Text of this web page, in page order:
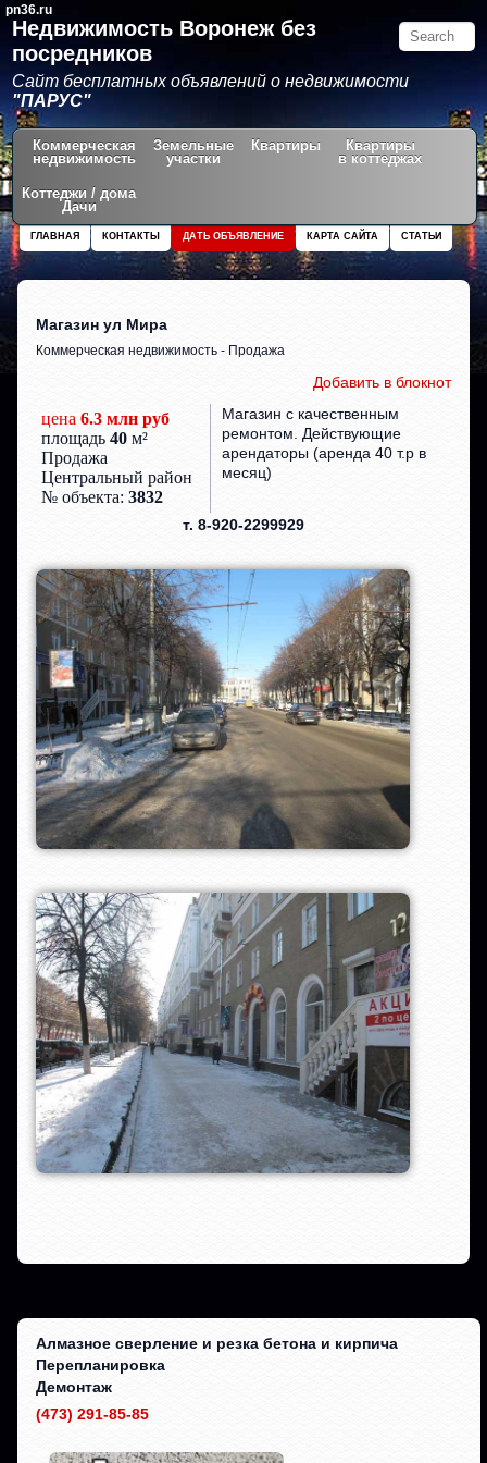
pn36.ru
Недвижимость Воронеж без
посредников
Сайт бесплатных объявлений о недвижимости
"ПАРУС"
Коммерческая
недвижимость
Земельные
участки
Квартиры
Квартиры
в коттеджах
Коттеджи / дома
Дачи
СТАТЬИ
КАРТА САЙТА
ДАТЬ ОБЪЯВЛЕНИЕ
КОНТАКТЫ
ГЛАВНАЯ
Магазин ул Мира
Коммерческая недвижимость - Продажа
Добавить в блокнот
цена6.3 млн руб
площадь 40 м²
Продажа
Центральный район
№ объекта:3832
Магазин с качественным
ремонтом. Действующие
арендаторы (аренда 40 т.р в
месяц)
т. 8-920-2299929
Алмазное сверление и резка бетона и кирпича
Перепланировка
Демонтаж
(473) 291-85-85